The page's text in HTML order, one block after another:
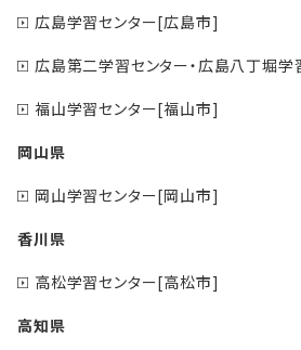
広島学習センター[広島市]
広島第二学習センター・広島八丁堀
福山学習センター[福山市]
岡山県
岡山学習センター[岡山市]
香川県
高松学習センター[高松市]
高知県